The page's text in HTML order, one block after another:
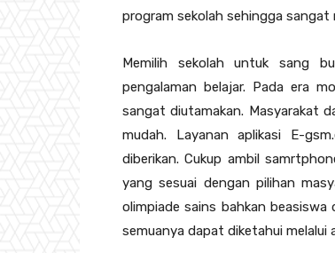
program sekolah sehingga
Memilih sekolah untuk sang
pengalaman belajar. Pada era
sangat diutamakan. Masyarakat
mudah. Layanan aplikasi E-
diberikan. Cukup ambil
yang sesuai dengan pilihan
olimpiade sains bahkan
semuanya dapat diketahui melalui